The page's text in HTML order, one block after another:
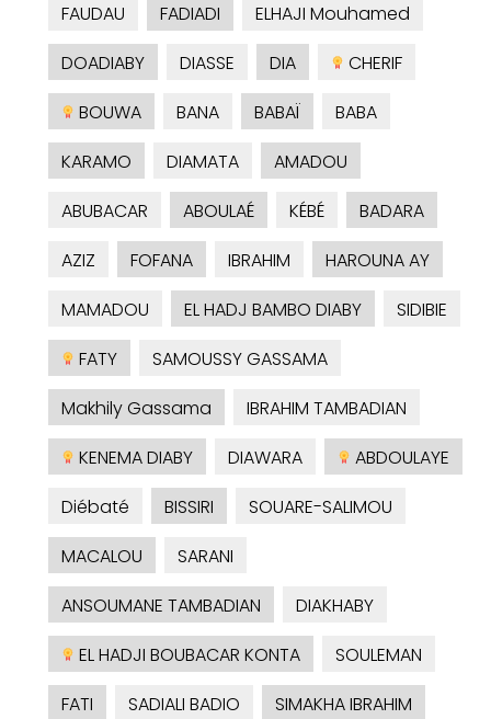
FAUDAU
FADIADI
ELHAJI Mouhamed
DOADIABY
DIASSE DIA
CHERIF
BOUWA
BANA BABAÏ
BABA
KARAMO
DIAMATA
AMADOU
ABUBACAR
ABOULAÉ KÉBÉ
BADARA
AZIZ
FOFANA IBRAHIM
HAROUNA AY
MAMADOU
EL HADJ BAMBO DIABY
SIDIBIE
FATY
SAMOUSSY GASSAMA
Makhily Gassama
IBRAHIM TAMBADIAN
KENEMA DIABY
DIAWARA
ABDOULAYE
Diébaté
BISSIRI
SOUARE-SALIMOU
MACALOU
SARANI
ANSOUMANE TAMBADIAN
DIAKHABY
EL HADJI BOUBACAR KONTA
SOULEMAN
FATI
SADIALI BADIO
SIMAKHA IBRAHIM